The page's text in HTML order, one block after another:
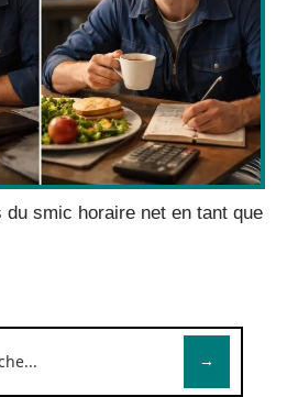
du smic horaire net en tant que